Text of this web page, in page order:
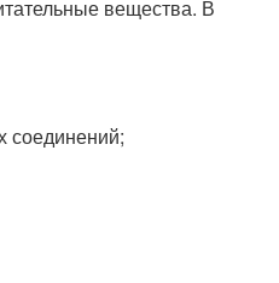
вещества. В